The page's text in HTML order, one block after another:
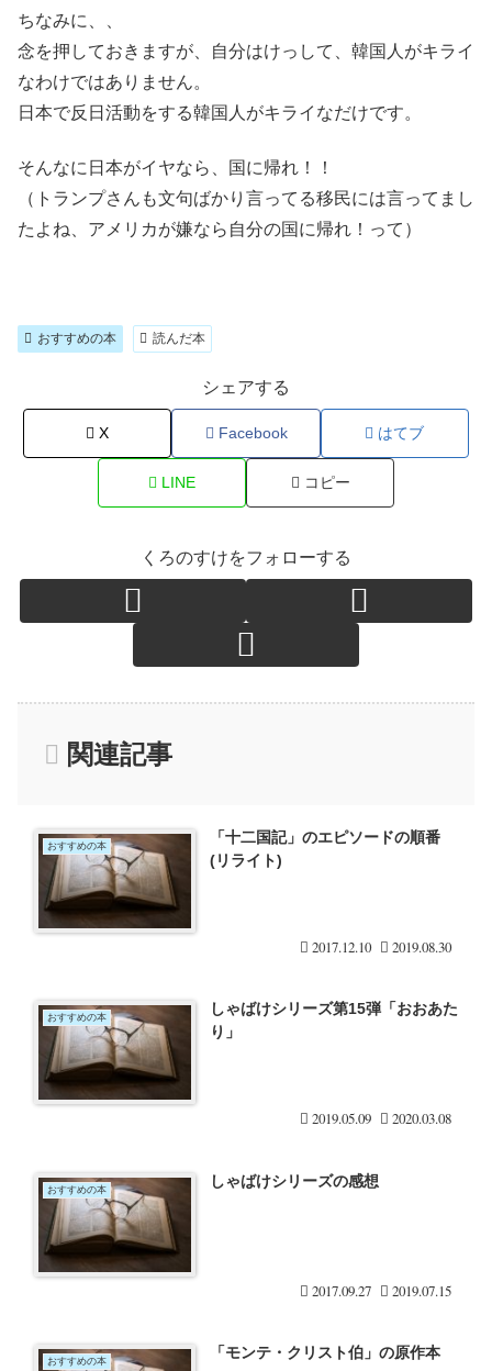
ちなみに、、
念を押しておきますが、自分はけっして、韓国人がキライ
なわけではありません。
日本で反日活動をする韓国人がキライなだけです。
そんなに日本がイヤなら、国に帰れ！！
（トランプさんも文句ばかり言ってる移民には言ってまし
たよね、アメリカが嫌なら自分の国に帰れ！って）
おすすめの本 読んだ本
シェアする
X Facebook はてブ
LINE コピー
くろのすけをフォローする
関連記事
おすすめの本
「十二国記」のエピソードの順番
(リライト)
2017.12.10 2019.08.30
おすすめの本
しゃばけシリーズ第15弾「おおあた
り」
2019.05.09 2020.03.08
おすすめの本 しゃばけシリーズの感想
2017.09.27 2019.07.15
おすすめの本 「モンテ・クリスト伯」の原作本